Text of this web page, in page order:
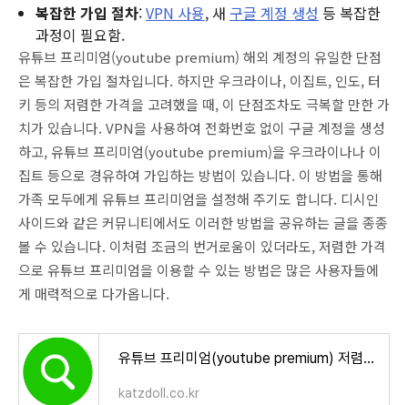
복잡한 가입 절차:VPN 사용, 새 구글 계정 생성 등 복잡한
과정이 필요함.
유튜브 프리미엄(youtube premium) 해외 계정의 유일한 단점
은 복잡한 가입 절차입니다. 하지만 우크라이나, 이집트, 인도, 터
키 등의 저렴한 가격을 고려했을 때, 이 단점조차도 극복할 만한 가
치가 있습니다. VPN을 사용하여 전화번호 없이 구글 계정을 생성
하고, 유튜브 프리미엄(youtube premium)을 우크라이나나 이
집트 등으로 경유하여 가입하는 방법이 있습니다. 이 방법을 통해
가족 모두에게 유튜브 프리미엄을 설정해 주기도 합니다. 디시인
사이드와 같은 커뮤니티에서도 이러한 방법을 공유하는 글을 종종
볼 수 있습니다. 이처럼 조금의 번거로움이 있더라도, 저렴한 가격
으로 유튜브 프리미엄을 이용할 수 있는 방법은 많은 사용자들에
게 매력적으로 다가옵니다.
유튜브 프리미엄(youtube premium) 저렴하게 이용하기 – 우크라이나를 통한 우회 방법 2024 : naver-치지직
katzdoll.co.kr